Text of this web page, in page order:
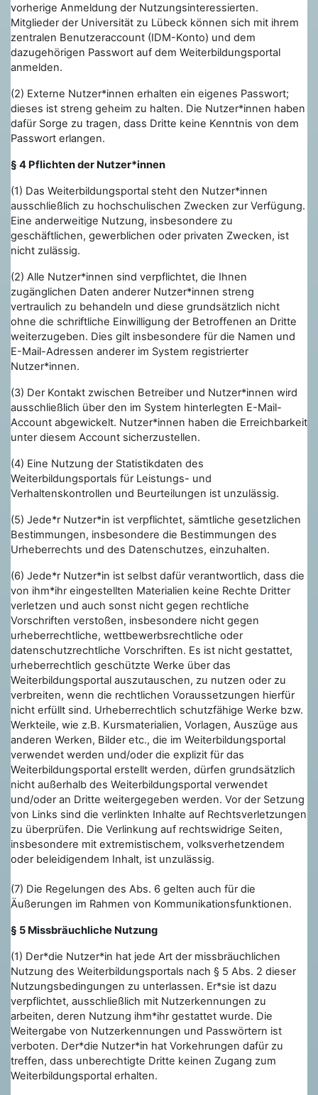
vorherige Anmeldung der Nutzungsinteressierten.
Mitglieder der Universität zu Lübeck können sich mit ihrem
zentralen Benutzeraccount (IDM-Konto) und dem
dazugehörigen Passwort auf dem Weiterbildungsportal
anmelden.
(2) Externe Nutzer*innen erhalten ein eigenes Passwort;
dieses ist streng geheim zu halten. Die Nutzer*innen haben
dafür Sorge zu tragen, dass Dritte keine Kenntnis von dem
Passwort erlangen.
§ 4 Pflichten der Nutzer*innen
(1) Das Weiterbildungsportal steht den Nutzer*innen
ausschließlich zu hochschulischen Zwecken zur Verfügung.
Eine anderweitige Nutzung, insbesondere zu
geschäftlichen, gewerblichen oder privaten Zwecken, ist
nicht zulässig.
(2) Alle Nutzer*innen sind verpflichtet, die Ihnen
zugänglichen Daten anderer Nutzer*innen streng
vertraulich zu behandeln und diese grundsätzlich nicht
ohne die schriftliche Einwilligung der Betroffenen an Dritte
weiterzugeben. Dies gilt insbesondere für die Namen und
E-Mail-Adressen anderer im System registrierter
Nutzer*innen.
(3) Der Kontakt zwischen Betreiber und Nutzer*innen wird
ausschließlich über den im System hinterlegten E-Mail-
Account abgewickelt. Nutzer*innen haben die Erreichbarkeit
unter diesem Account sicherzustellen.
(4) Eine Nutzung der Statistikdaten des
Weiterbildungsportals für Leistungs- und
Verhaltenskontrollen und Beurteilungen ist unzulässig.
(5) Jede*r Nutzer*in ist verpflichtet, sämtliche gesetzlichen
Bestimmungen, insbesondere die Bestimmungen des
Urheberrechts und des Datenschutzes, einzuhalten.
(6) Jede*r Nutzer*in ist selbst dafür verantwortlich, dass die
von ihm*ihr eingestellten Materialien keine Rechte Dritter
verletzen und auch sonst nicht gegen rechtliche
Vorschriften verstoßen, insbesondere nicht gegen
urheberrechtliche, wettbewerbsrechtliche oder
datenschutzrechtliche Vorschriften. Es ist nicht gestattet,
urheberrechtlich geschützte Werke über das
Weiterbildungsportal auszutauschen, zu nutzen oder zu
verbreiten, wenn die rechtlichen Voraussetzungen hierfür
nicht erfüllt sind. Urheberrechtlich schutzfähige Werke bzw.
Werkteile, wie z.B. Kursmaterialien, Vorlagen, Auszüge aus
anderen Werken, Bilder etc., die im Weiterbildungsportal
verwendet werden und/oder die explizit für das
Weiterbildungsportal erstellt werden, dürfen grundsätzlich
nicht außerhalb des Weiterbildungsportal verwendet
und/oder an Dritte weitergegeben werden. Vor der Setzung
von Links sind die verlinkten Inhalte auf Rechtsverletzungen
zu überprüfen. Die Verlinkung auf rechtswidrige Seiten,
insbesondere mit extremistischem, volksverhetzendem
oder beleidigendem Inhalt, ist unzulässig.
(7) Die Regelungen des Abs. 6 gelten auch für die
Äußerungen im Rahmen von Kommunikationsfunktionen.
§ 5 Missbräuchliche Nutzung
(1) Der*die Nutzer*in hat jede Art der missbräuchlichen
Nutzung des Weiterbildungsportals nach § 5 Abs. 2 dieser
Nutzungsbedingungen zu unterlassen. Er*sie ist dazu
verpflichtet, ausschließlich mit Nutzerkennungen zu
arbeiten, deren Nutzung ihm*ihr gestattet wurde. Die
Weitergabe von Nutzerkennungen und Passwörtern ist
verboten. Der*die Nutzer*in hat Vorkehrungen dafür zu
treffen, dass unberechtigte Dritte keinen Zugang zum
Weiterbildungsportal erhalten.